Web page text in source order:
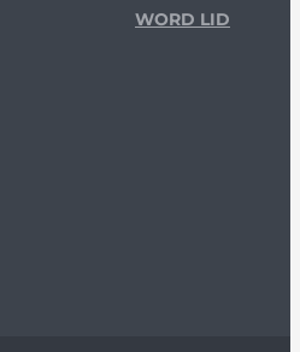
WORD LID